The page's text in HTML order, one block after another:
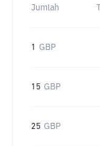
Jumlah
1 GBP
15 GBP
25 GBP